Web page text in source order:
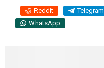
Reddit Telegram
WhatsApp